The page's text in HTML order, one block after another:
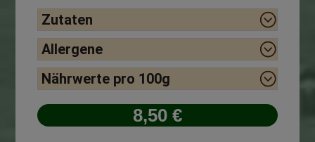
Zutaten
Allergene
Nährwerte pro 100g
8,50 €